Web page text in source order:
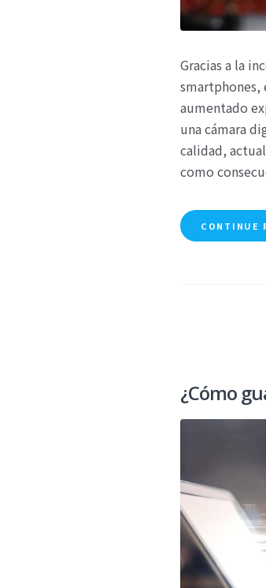
Gracias a la
smartphones,
aumentado
una cámara
calidad,
como
CONTINUE
¿Cómo